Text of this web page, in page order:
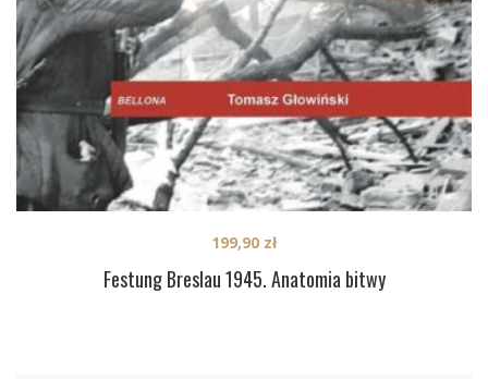
Festung Breslau 1945. Anatomia bitwy
199,90 zł